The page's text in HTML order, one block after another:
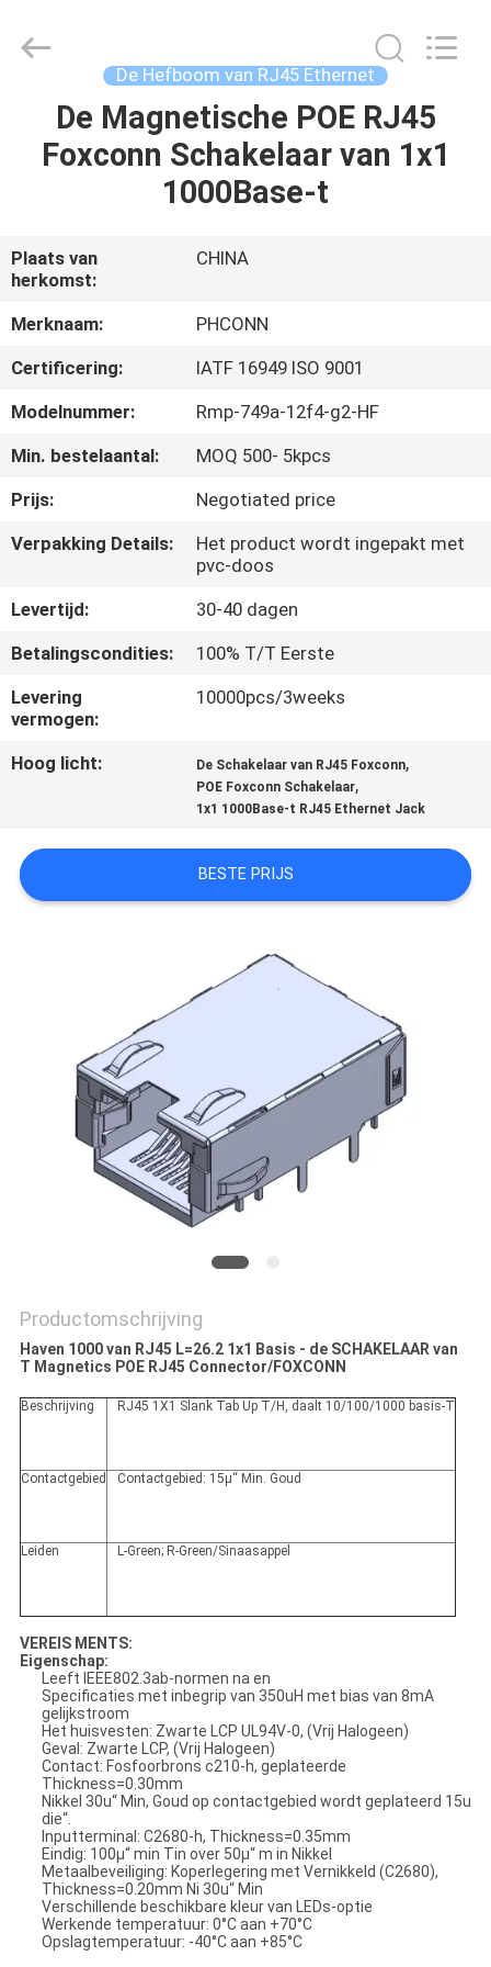
HUIS
PRODUCTEN
ONGEVEER
ONS
FABRIEKSREIS
CONTACTEER
ONS
VR
SHOW
SITEMAP
De Hefboom van RJ45 Ethernet
De Magnetische POE RJ45
Foxconn Schakelaar van 1x1
1000Base-t
Plaats van
herkomst:
CHINA
Merknaam:
PHCONN
Certificering:
IATF 16949 ISO 9001
Modelnummer:
Rmp-749a-12f4-g2-HF
Min. bestelaantal:
MOQ 500- 5kpcs
Prijs:
Negotiated price
Verpakking Details:
Het product wordt ingepakt met
pvc-doos
Levertijd:
30-40 dagen
Betalingscondities:
100% T/T Eerste
Levering
vermogen:
10000pcs/3weeks
Hoog licht: De Schakelaar van RJ45 Foxconn,
POE Foxconn Schakelaar,
1x1 1000Base-t RJ45 Ethernet Jack
BESTE PRIJS
Productomschrijving
Haven 1000 van RJ45 L=26.2 1x1 Basis - de SCHAKELAAR van
T Magnetics POE RJ45 Connector/FOXCONN
Beschrijving RJ45 1X1 Slank Tab Up T/H, daalt 10/100/1000 basis-T
Contactgebied Contactgebied: 15μ“ Min. Goud
Leiden L-Green; R-Green/Sinaasappel
VEREIS MENTS:
Eigenschap:
Leeft IEEE802.3ab-normen na en
Specificaties met inbegrip van 350uH met bias van 8mA
gelijkstroom
Het huisvesten: Zwarte LCP UL94V-0, (Vrij Halogeen)
Geval: Zwarte LCP, (Vrij Halogeen)
Contact: Fosfoorbrons c210-h, geplateerde
Thickness=0.30mm
Nikkel 30u“ Min, Goud op contactgebied wordt geplateerd 15u
die“.
Inputterminal: C2680-h, Thickness=0.35mm
Eindig: 100μ“ min Tin over 50μ“ m in Nikkel
Metaalbeveiliging: Koperlegering met Vernikkeld (C2680),
Thickness=0.20mm Ni 30u“ Min
Verschillende beschikbare kleur van LEDs-optie
Werkende temperatuur: 0°C aan +70°C
Opslagtemperatuur: -40°C aan +85°C